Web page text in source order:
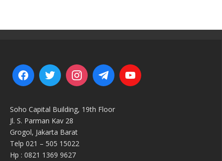
Soho Capital Building, 19th Floor
Jl. S. Parman Kav 28
Grogol, Jakarta Barat
Telp 021 – 505 15022
Hp : 0821 1369 9627